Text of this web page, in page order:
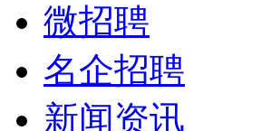
微招聘
名企招聘
新闻资讯